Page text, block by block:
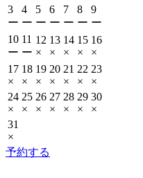
3
ー
4
ー
5
ー
6
ー
7
ー
8
ー
9
ー
10
ー
11
ー
12
×
13
×
14
×
15
×
16
×
17
×
18
×
19
×
20
×
21
×
22
×
23
×
24
×
25
×
26
×
27
×
28
×
29
×
30
×
31
×
予約する